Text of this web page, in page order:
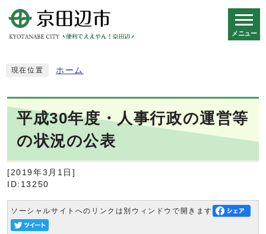
メニュー
現在位置 ホーム
平成30年度・人事行政の運営等
の状況の公表
[2019年3月1日]
ID:13250
ソーシャルサイトへのリンクは別ウィンドウで開きます